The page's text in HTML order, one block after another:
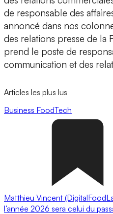
de responsable des
annoncé dans nos
des relations presse de la
prend le poste de
communication et des
Articles les plus lus
Business FoodTech
Matthieu Vincent
l’année 2026 sera celui du